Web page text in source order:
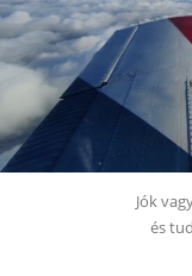
Jók
és